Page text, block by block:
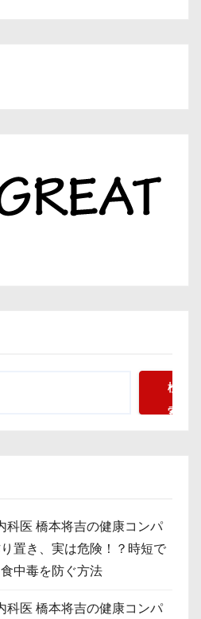
検
索
科医 橋本将吉の健康コンパ
き、実は危険！？時短で
中毒を防ぐ方法
科医 橋本将吉の健康コンパ